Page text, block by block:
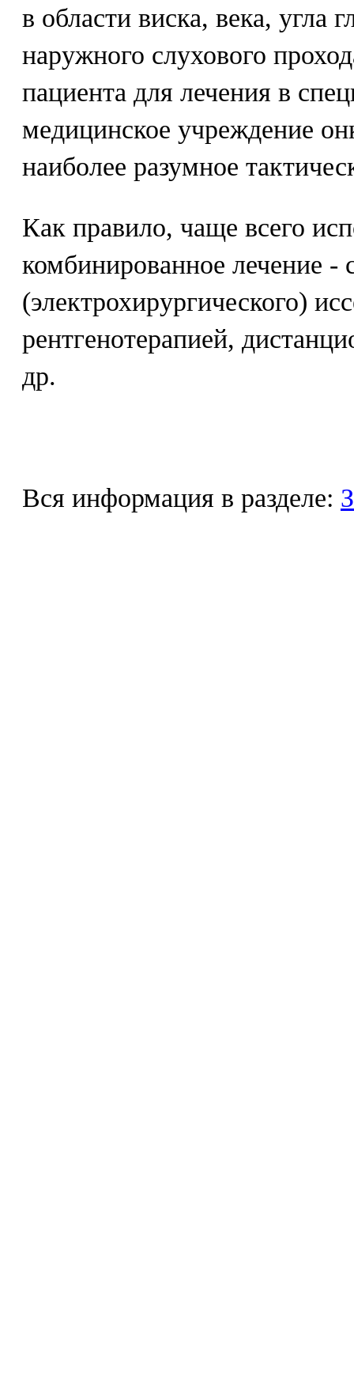
в области виска, века, угла
наружного слухового
пациента для лечения в
медицинское учреждение
наиболее разумное
Как правило, чаще всего
комбинированное лечение -
(электрохирургического)
рентгенотерапией,
др.
Вся информация в разделе: